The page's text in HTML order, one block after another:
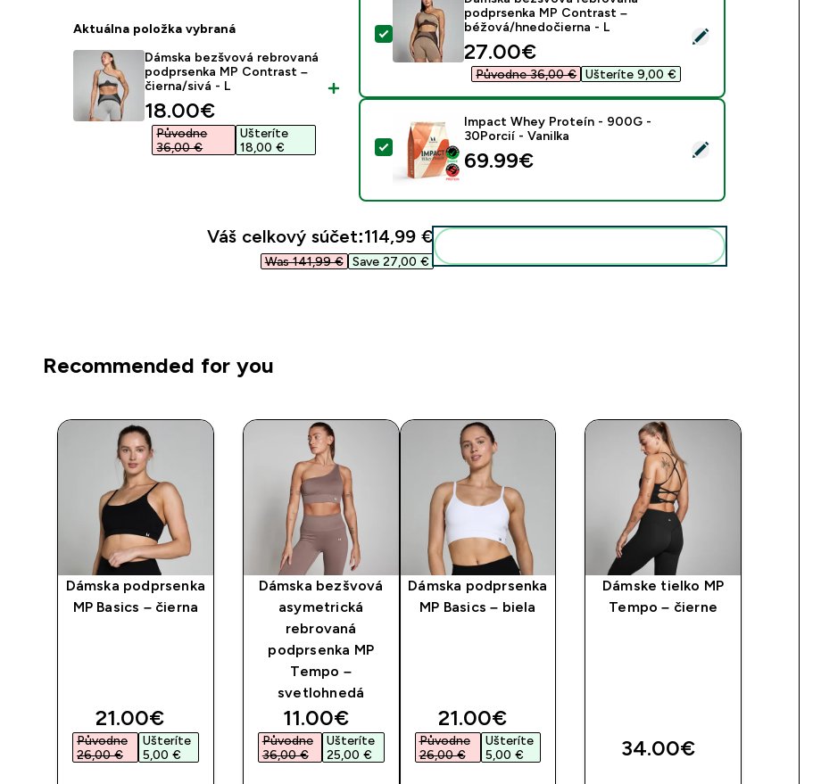
Aktuálna položka vybraná
Dámska bezšvová rebrovaná
podprsenka MP Contrast –
čierna/sivá - L
discounted price
18.00€‎
Původne
36,00 €‎
Ušteríte
18,00 €‎
Vybrať tento produkt - Dámska bezšvová rebrovaná podprsenka
podprsenka MP Contrast –
béžová/hnedočierna - L
discounted price
27.00€‎
Původne 36,00 €‎ Ušteríte 9,00 €‎
Vybrať tento produkt - Impact Whey Proteín - 900G - 30Porcií -
Impact Whey Proteín - 900G -
30Porcií - Vanilka
69.99€‎
Váš celkový súčet:114,99 €‎
Was 141,99 €‎ Save 27,00 €‎
Recommended for you
Dámska podprsenka
MP Basics – čierna
discounted price
21.00€‎
Původne
26,00 €‎
Ušteríte
5,00 €‎
Dámska bezšvová
asymetrická
rebrovaná
podprsenka MP
Tempo –
svetlohnedá
discounted price
11.00€‎
Původne
36,00 €‎
Ušteríte
25,00 €‎
Dámska podprsenka
MP Basics – biela
discounted price
21.00€‎
Původne
26,00 €‎
Ušteríte
5,00 €‎
Dámske tielko MP
Tempo – čierne
34.00€‎